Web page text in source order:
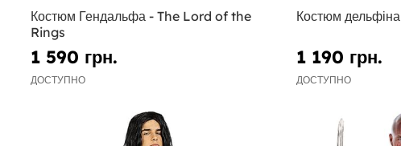
Костюм Гендальфа - The Lord of the
Rings
1 590 грн.
ДОСТУПНО
Костюм дельфіна
1 190 грн.
ДОСТУПНО